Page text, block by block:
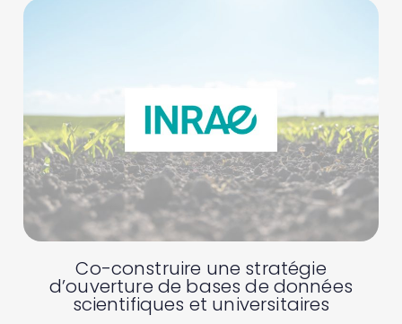
Co-construire une stratégie
d’ouverture de bases de données
scientifiques et universitaires